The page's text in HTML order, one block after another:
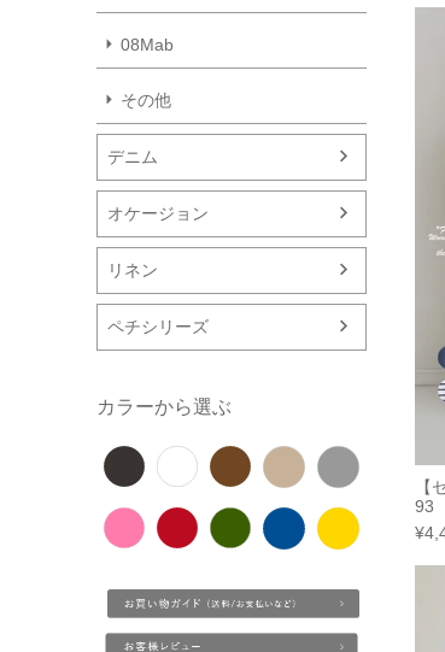
08Mab
その他
デニム
オケージョン
リネン
ペチシリーズ
カラーから選ぶ
【
93
¥